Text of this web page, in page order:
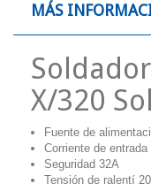
MÁS
X/320
Fuente de
Corriente de
Seguridad 32A
Tensión de ralentí